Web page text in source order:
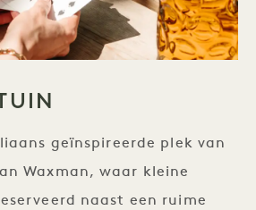
geïnspireerde plek van
Waxman, waar kleine
naast een ruime